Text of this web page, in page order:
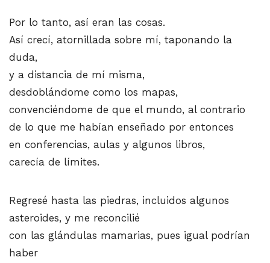
Por lo tanto, así eran las cosas.
Así crecí, atornillada sobre mí, taponando la
duda,
y a distancia de mí misma,
desdoblándome como los mapas,
convenciéndome de que el mundo, al contrario
de lo que me habían enseñado por entonces
en conferencias, aulas y algunos libros,
carecía de límites.
Regresé hasta las piedras, incluidos algunos
asteroides, y me reconcilié
con las glándulas mamarias, pues igual podrían
haber